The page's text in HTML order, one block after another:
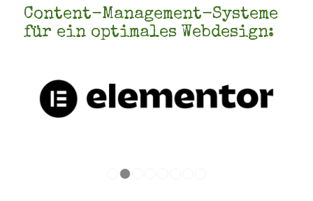
Content-Management-Systeme
für ein optimales Webdesign: